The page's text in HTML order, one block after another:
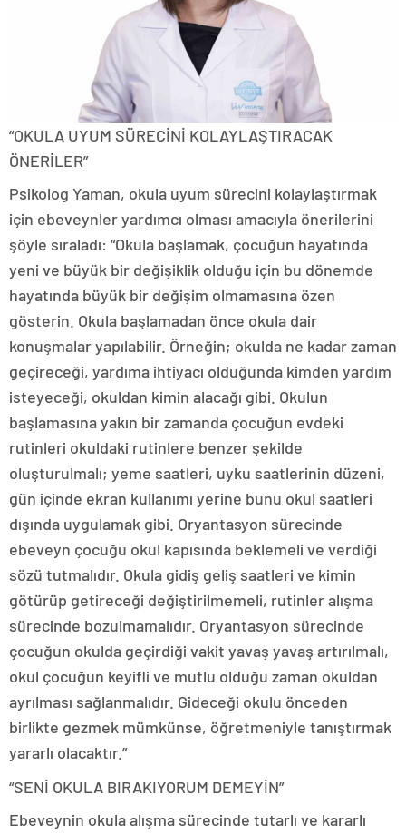
“OKULA UYUM SÜRECİNİ KOLAYLAŞTIRACAK
ÖNERİLER”
Psikolog Yaman, okula uyum sürecini kolaylaştırmak
için ebeveynler yardımcı olması amacıyla önerilerini
şöyle sıraladı: “Okula başlamak, çocuğun hayatında
yeni ve büyük bir değişiklik olduğu için bu dönemde
hayatında büyük bir değişim olmamasına özen
gösterin. Okula başlamadan önce okula dair
konuşmalar yapılabilir. Örneğin; okulda ne kadar zaman
geçireceği, yardıma ihtiyacı olduğunda kimden yardım
isteyeceği, okuldan kimin alacağı gibi. Okulun
başlamasına yakın bir zamanda çocuğun evdeki
rutinleri okuldaki rutinlere benzer şekilde
oluşturulmalı; yeme saatleri, uyku saatlerinin düzeni,
gün içinde ekran kullanımı yerine bunu okul saatleri
dışında uygulamak gibi. Oryantasyon sürecinde
ebeveyn çocuğu okul kapısında beklemeli ve verdiği
sözü tutmalıdır. Okula gidiş geliş saatleri ve kimin
götürüp getireceği değiştirilmemeli, rutinler alışma
sürecinde bozulmamalıdır. Oryantasyon sürecinde
çocuğun okulda geçirdiği vakit yavaş yavaş artırılmalı,
okul çocuğun keyifli ve mutlu olduğu zaman okuldan
ayrılması sağlanmalıdır. Gideceği okulu önceden
birlikte gezmek mümkünse, öğretmeniyle tanıştırmak
yararlı olacaktır.”
“SENİ OKULA BIRAKIYORUM DEMEYİN”
Ebeveynin okula alışma sürecinde tutarlı ve kararlı